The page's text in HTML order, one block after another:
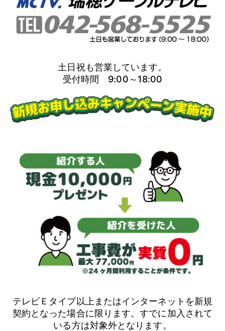
土日祝も営業しています。
受付時間 9:00～18:00
テレビＥタイプ以上またはインターネットを新規
契約となった場合に限ります。すでに加入されて
いる方は対象外となります。